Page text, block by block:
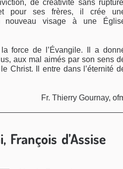
de créativité sans
pour ses frères, il crée
nouveau visage à une
force de l’Évangile. Il a
aux mal aimés par son sens
Christ. Il entre dans l’éternité
Fr. Thierry Gournay,
François d’Assise